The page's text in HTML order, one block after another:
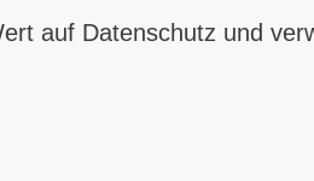
auf Datenschutz und